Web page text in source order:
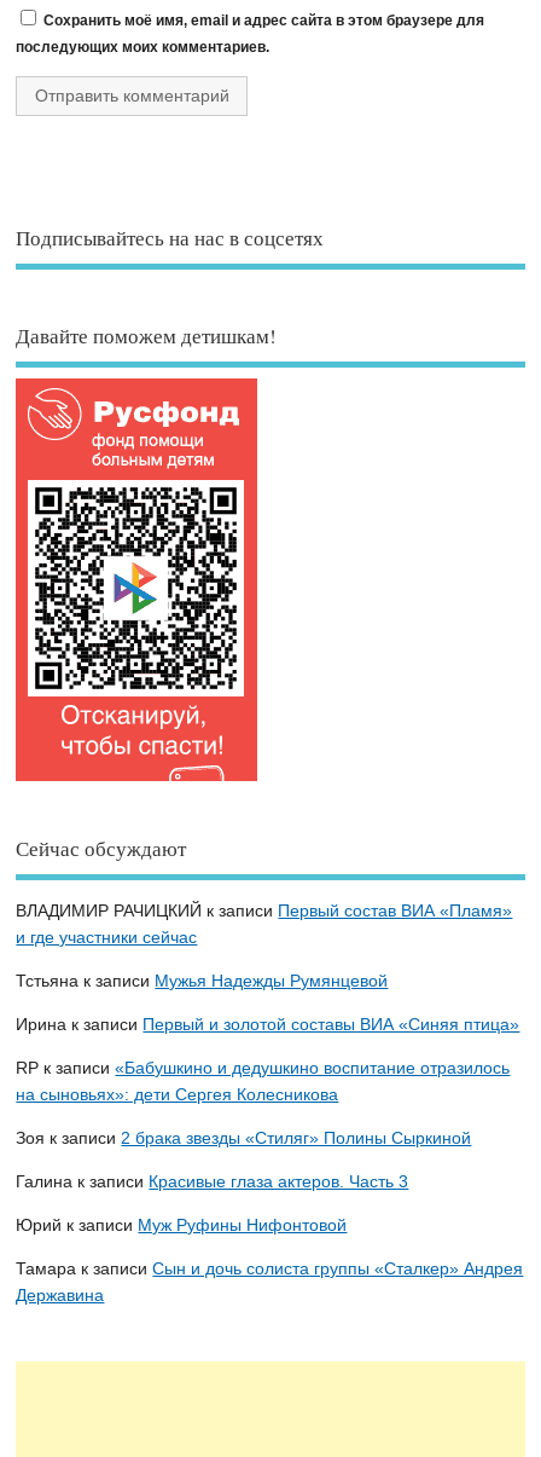
Сохранить моё имя, email и адрес сайта в этом браузере для
последующих моих комментариев.
Подписывайтесь на нас в соцсетях
Давайте поможем детишкам!
Сейчас обсуждают
ВЛАДИМИР РАЧИЦКИЙ к записи Первый состав ВИА «Пламя»
и где участники сейчас
Тстьяна к записи Мужья Надежды Румянцевой
Ирина к записи Первый и золотой составы ВИА «Синяя птица»
RP к записи«Бабушкино и дедушкино воспитание отразилось
на сыновьях»: дети Сергея Колесникова
Зоя к записи2 брака звезды «Стиляг» Полины Сыркиной
Галина к записи Красивые глаза актеров. Часть 3
Юрий к записи Муж Руфины Нифонтовой
Тамара к записиСын и дочь солиста группы «Сталкер» Андрея
Державина